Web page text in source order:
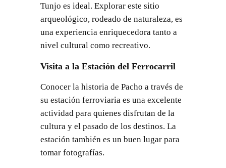
Tunjo es ideal. Explorar este sitio
arqueológico, rodeado de naturaleza, es
una experiencia enriquecedora tanto a
nivel cultural como recreativo.
Visita a la Estación del Ferrocarril
Conocer la historia de Pacho a través de
su estación ferroviaria es una excelente
actividad para quienes disfrutan de la
cultura y el pasado de los destinos. La
estación también es un buen lugar para
tomar fotografías.